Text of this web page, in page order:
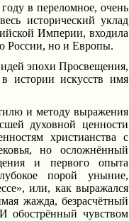
в переломное, очень
исторический уклад
Империи, входила
России, но и Европы.
эпохи Просвещения,
истории искусств имя
и методу выражения
духовной ценности
христианства с
но осложнённый
и первого опыта
порой уныние,
или, как выражался
жажда, безрасчётный
обострённый чувством